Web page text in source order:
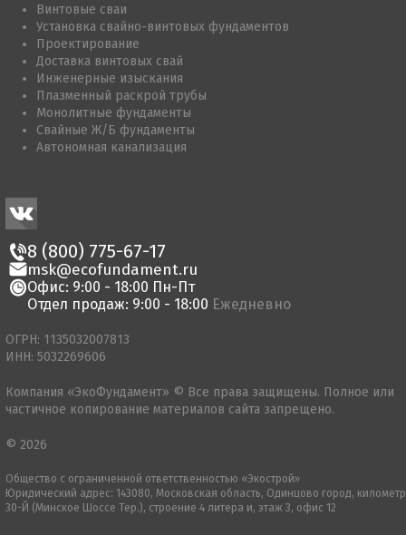
Винтовые сваи
Установка свайно-винтовых фундаментов
Проектирование
Доставка винтовых свай
Инженерные изыскания
Плазменный раскрой трубы
Монолитные фундаменты
Свайные Ж/Б фундаменты
Автономная канализация
8 (800) 775-67-17
msk@ecofundament.ru
Офис: 9:00 - 18:00 Пн-Пт
Отдел продаж: 9:00 - 18:00 Ежедневно
Общество с ограниченной ответственностью «Экострой»
Юридический адрес: 143080, Московская область, Одинцово город, километр
30-Й (Минское Шоссе Тер.), строение 4 литера и, этаж 3, офис 12
ОГРН: 1135032007813
ИНН: 5032269606
Компания «ЭкоФундамент» © Все права защищены. Полное или
частичное копирование материалов сайта запрещено.
© 2026